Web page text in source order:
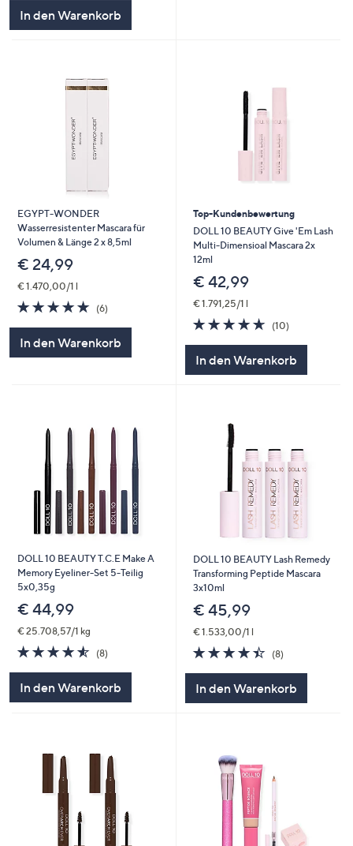
In den Warenkorb
EGYPT-WONDER
Wasserresistenter Mascara für
Volumen & Länge 2 x 8,5ml
€ 24,99
€ 1.470,00/1 l
4.7
von
5
(6)
In den Warenkorb
Top-Kundenbewertung
DOLL 10 BEAUTY Give 'Em Lash
Multi-Dimensioal Mascara 2x
12ml
€ 42,99
€ 1.791,25/1 l
4.6
von
(10)10
In den Warenkorb
DOLL 10 BEAUTY T.C.E Make A
Memory Eyeliner-Set 5-Teilig
5x0,35g
€ 44,99
€ 25.708,57/1 kg
4.5
von
5
(8)
In den Warenkorb
DOLL 10 BEAUTY Lash Remedy
Transforming Peptide Mascara
3x10ml
€ 45,99
€ 1.533,00/1 l
4.4
von
5
(8)
In den Warenkorb